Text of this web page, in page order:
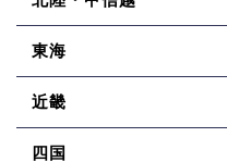
東海
近畿
四国